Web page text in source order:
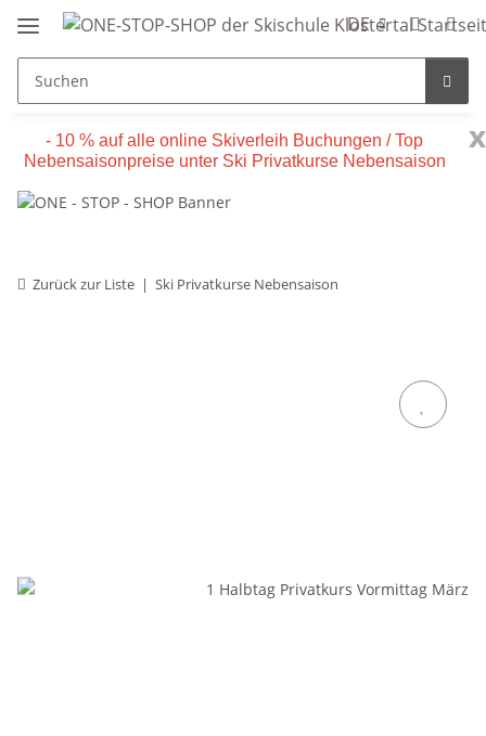
DE
x
- 10 % auf alle online Skiverleih Buchungen / Top
Nebensaisonpreise unter Ski Privatkurse Nebensaison
Zurück zur Liste Ski Privatkurse Nebensaison